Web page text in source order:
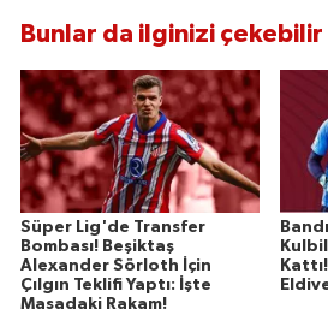
Bunlar da ilginizi çekebilir
Süper Lig'de Transfer
Bombası! Beşiktaş
Alexander Sörloth İçin
Çılgın Teklifi Yaptı: İşte
Masadaki Rakam!